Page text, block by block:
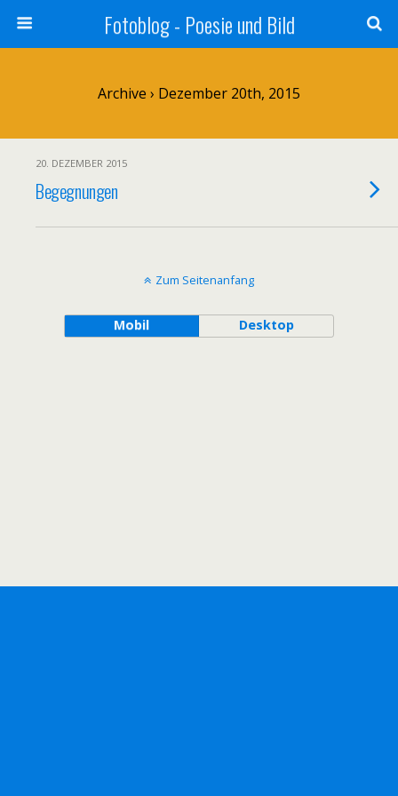
Fotoblog - Poesie und Bild
Archive › Dezember 20th, 2015
20. DEZEMBER 2015
Begegnungen
Zum Seitenanfang
Mobil Desktop